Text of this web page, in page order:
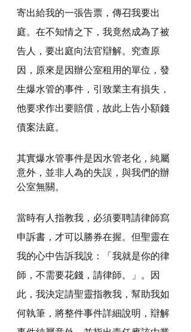
寄出給我的一張告票，傳召我要出
庭。在不知情之下，我竟然成為了被
告人，要出庭向法官辯解。究查原
因，原來是因辦公室租用的單位，發
生爆水管的事件，引致業主有損失，
他要求作出要賠償，故此上告小額錢
債案法庭。
其實爆水管事件是因水管老化，純屬
意外，並非人為的失誤，與我們的辦
公室無關。
當時有人指教我，必須要聘請律師寫
申訴書，才可以勝券在握。但聖靈在
我的心中告訴我說：「我就是你的律
師，不需要花錢，請律師。」。因
此，我決定請聖靈指教我，幫助我如
何執筆，將整件事件詳細說明，辯解